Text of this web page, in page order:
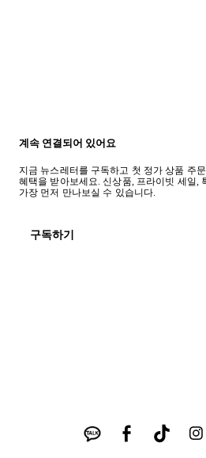
계속 연결되어 있어요
지금 뉴스레터를 구독하고 첫 정가 상품 주
혜택을 받아보세요. 신상품, 프라이빗 세일,
가장 먼저 만나보실 수 있습니다.
구독하기